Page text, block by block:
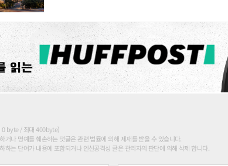
0 byte / 최대 400byte)
거나 명예를 훼손하는 댓글은 관련 법률에 의해 제재를 받을 수 있습니다.
하는 단어가 내용에 포함되거나 인신공격성 글은 관리자의 판단에 의해 삭제 합니다.